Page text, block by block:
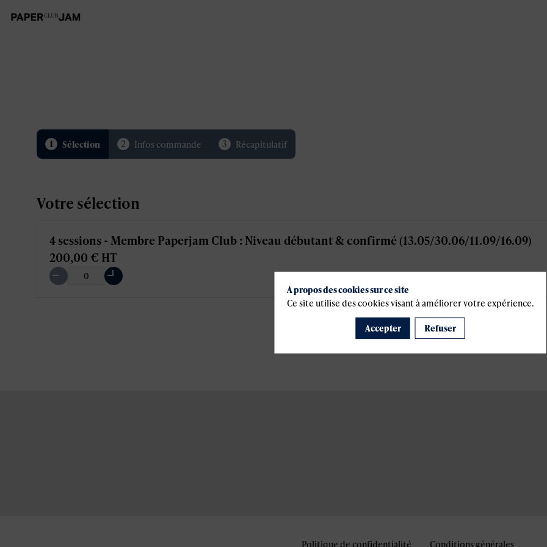
1 Sélection 2 Infos commande 3 Récapitulatif
Votre sélection
4 sessions - Membre Paperjam Club : Niveau débutant & confirmé (13.05/30.06/11.09/16.09)
200,00 € HT
Politique de confidentialité Conditions générales
A propos des cookies sur ce site
Ce site utilise des cookies visant à améliorer votre expérience.
Accepter Refuser